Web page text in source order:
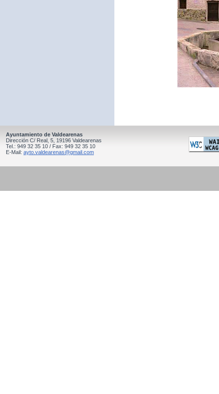
Ayuntamiento de Valdearenas
Dirección C/ Real, 5, 19196 Valdearenas
Tel.: 949 32 35 10 / Fax: 949 32 35 10
E-Mail: ayto.valdearenas@gmail.com